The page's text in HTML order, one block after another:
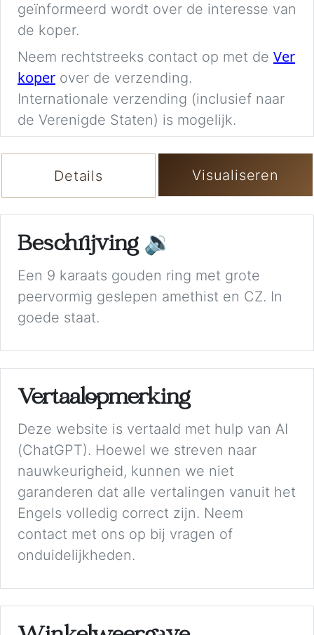
geïnformeerd wordt over de interesse van
de koper.
Neem rechtstreeks contact op met de Ver
koper over de verzending.
Internationale verzending (inclusief naar
de Verenigde Staten) is mogelijk.
Details Visualiseren
Beschrijving 🔉
Een 9 karaats gouden ring met grote
peervormig geslepen amethist en CZ. In
goede staat.
Vertaalopmerking
Deze website is vertaald met hulp van AI
(ChatGPT). Hoewel we streven naar
nauwkeurigheid, kunnen we niet
garanderen dat alle vertalingen vanuit het
Engels volledig correct zijn. Neem
contact met ons op bij vragen of
onduidelijkheden.